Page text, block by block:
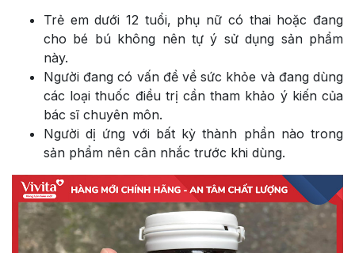
Trẻ em dưới 12 tuổi, phụ nữ có thai hoặc đang
cho bé bú không nên tự ý sử dụng sản phẩm
này.
Người đang có vấn đề về sức khỏe và đang dùng
các loại thuốc điều trị cần tham khảo ý kiến của
bác sĩ chuyên môn.
Người dị ứng với bất kỳ thành phần nào trong
sản phẩm nên cân nhắc trước khi dùng.